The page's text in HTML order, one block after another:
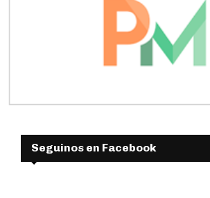
Seguinos en Facebook